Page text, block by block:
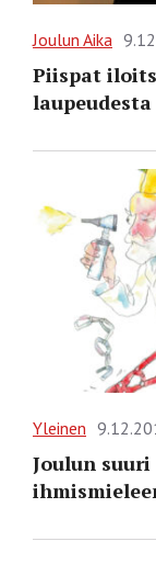
Joulun Aika
Piispat
laupeudesta
Yleinen
Joulun